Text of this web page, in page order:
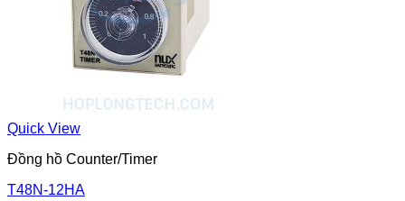
Quick View
Đồng hồ Counter/Timer
T48N-12HA